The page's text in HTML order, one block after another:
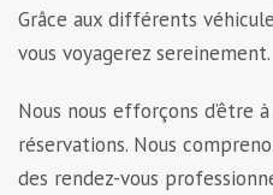
Grâce aux différents
vous voyagerez sereinement.
Nous nous efforçons d’être
réservations. Nous
des rendez-vous